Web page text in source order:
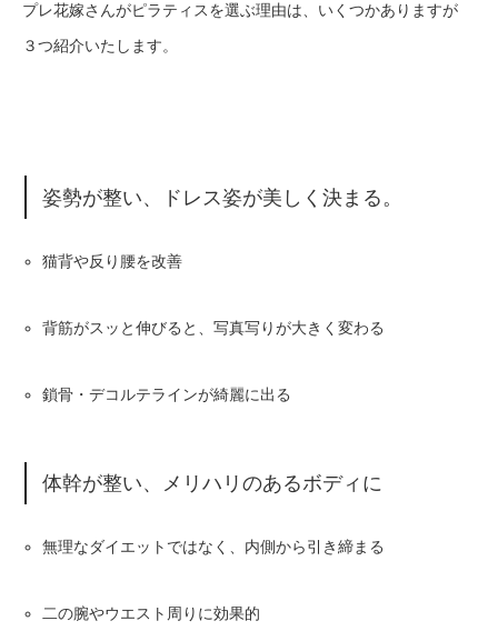
プレ花嫁さんがピラティスを選ぶ理由は、いくつかありますが
３つ紹介いたします。
姿勢が整い、ドレス姿が美しく決まる。
猫背や反り腰を改善
背筋がスッと伸びると、写真写りが大きく変わる
鎖骨・デコルテラインが綺麗に出る
体幹が整い、メリハリのあるボディに
無理なダイエットではなく、内側から引き締まる
二の腕やウエスト周りに効果的